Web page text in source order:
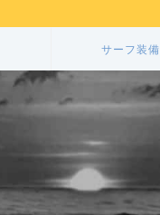
サーフ装備